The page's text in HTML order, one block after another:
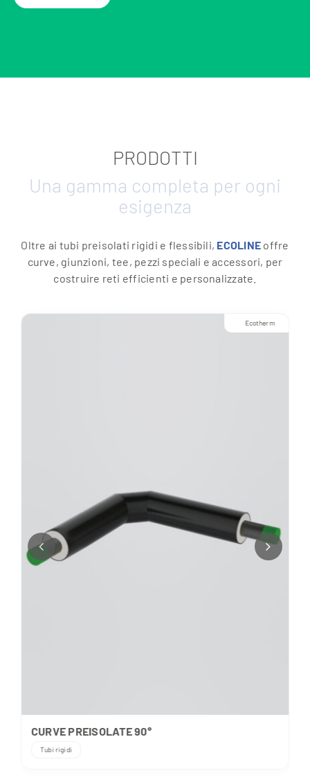
PRODOTTI
Una gamma completa per ogni
esigenza
Oltre ai tubi preisolati rigidi e flessibili, ECOLINE offre
curve, giunzioni, tee, pezzi speciali e accessori, per
costruire reti efficienti e personalizzate.
Ecotherm
CURVE PREISOLATE 90°
Tubi rigidi